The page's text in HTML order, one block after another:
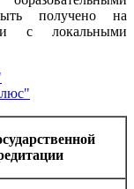
получено на
с локальными